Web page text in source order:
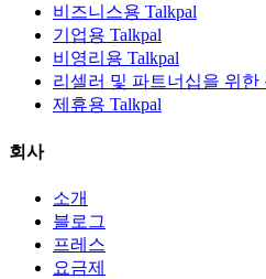
비즈니스용 Talkpal
기업용 Talkpal
비영리용 Talkpal
리셀러 및 파트너십을 위한
제휴용 Talkpal
회사
소개
블로그
프레스
요금제